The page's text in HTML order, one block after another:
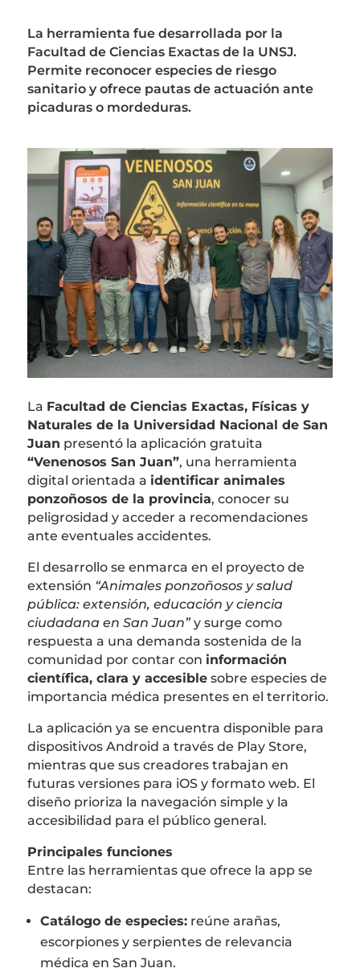
La herramienta fue desarrollada por la
Facultad de Ciencias Exactas de la UNSJ.
Permite reconocer especies de riesgo
sanitario y ofrece pautas de actuación ante
picaduras o mordeduras.
La Facultad de Ciencias Exactas, Físicas y
Naturales de la Universidad Nacional de San
Juan presentó la aplicación gratuita
“Venenosos San Juan”, una herramienta
digital orientada a identificar animales
ponzoñosos de la provincia, conocer su
peligrosidad y acceder a recomendaciones
ante eventuales accidentes.
El desarrollo se enmarca en el proyecto de
extensión “Animales ponzoñosos y salud
pública: extensión, educación y ciencia
ciudadana en San Juan”y surge como
respuesta a una demanda sostenida de la
comunidad por contar con información
científica, clara y accesiblesobre especies de
importancia médica presentes en el territorio.
La aplicación ya se encuentra disponible para
dispositivos Android a través de Play Store,
mientras que sus creadores trabajan en
futuras versiones para iOS y formato web. El
diseño prioriza la navegación simple y la
accesibilidad para el público general.
Principales funciones
Entre las herramientas que ofrece la app se
destacan:
Catálogo de especies:reúne arañas,
escorpiones y serpientes de relevancia
médica en San Juan.